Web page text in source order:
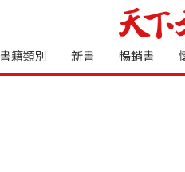
書籍類別 新書 暢銷書